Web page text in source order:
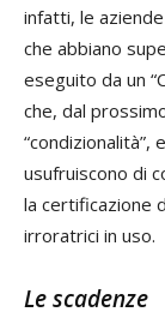
infatti, le
che abbiano
eseguito da un
che, dal
“condizionalità”,
usufruiscono di
la certificazione
irroratrici in uso.
Le scadenze